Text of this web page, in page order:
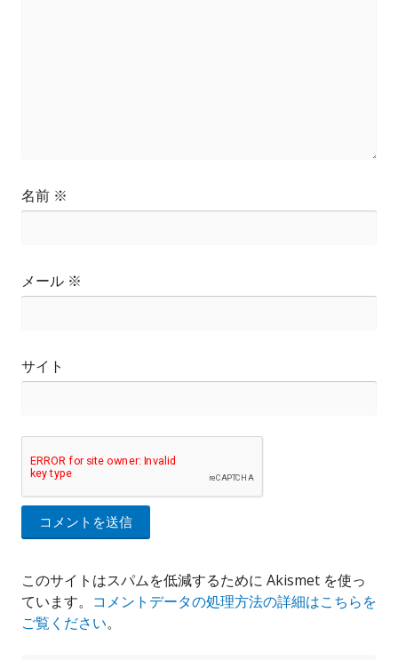
名前 ※
メール ※
サイト
このサイトはスパムを低減するために Akismet を使っ
ています。 コメントデータの処理方法の詳細はこちらを
ご覧ください。